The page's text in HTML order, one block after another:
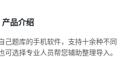
产品介绍
己题库的手机软件，支持十余种不同
选择专业人员帮您辅助整理导入。